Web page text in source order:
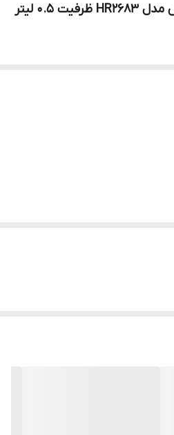
گوشت کوب برقی فیلیپس مدل HR2683 ظرفیت ۰.۵ لیتر